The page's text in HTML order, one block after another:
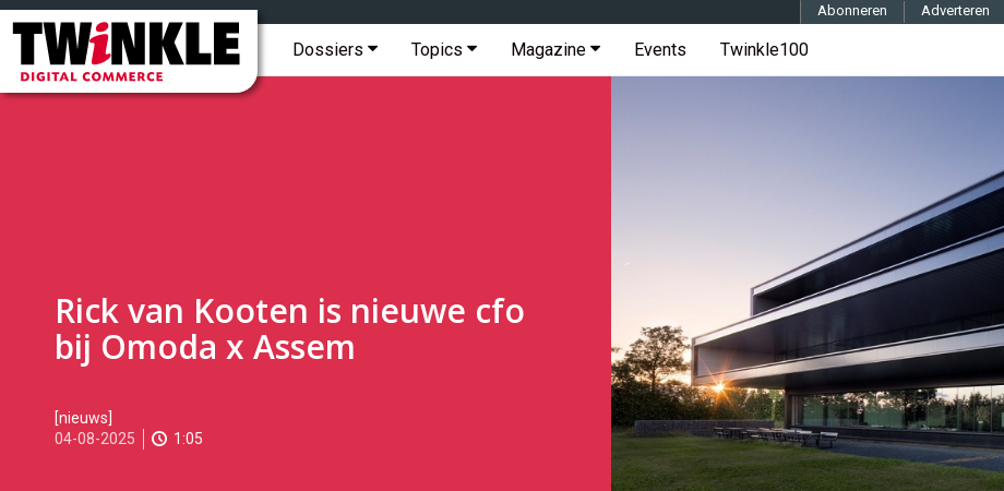
Twinkle
Digital
Commerce
Hoofdmenu
Dossiers Topics Magazine Events Twinkle100
Topmenu Abonneren Adverteren
Rick van Kooten is nieuwe cfo
bij Omoda x Assem
2025-
08-
[nieuws]
04-08-2025
1:05